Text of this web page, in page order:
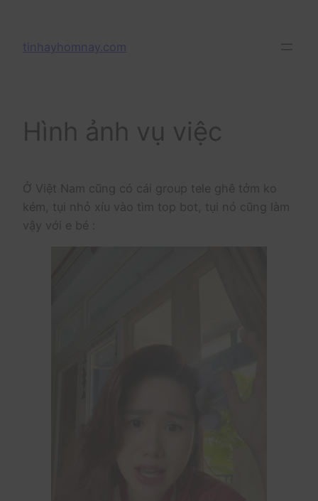
content
tinhayhomnay.com
Hình ảnh vụ việc
Ở Việt Nam cũng có cái group tele ghê tởm ko
kém, tụi nhỏ xíu vào tìm top bot, tụi nó cũng làm
vậy với e bé :